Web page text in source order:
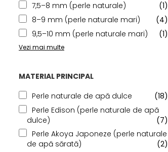
7,5–8 mm (perle naturale)
(1)
8–9 mm (perle naturale mari)
(4)
9,5–10 mm (perle naturale mari)
(1)
Vezi mai multe
MATERIAL PRINCIPAL
Perle naturale de apă dulce
(18)
Perle Edison (perle naturale de apă
dulce)
(7)
Perle Akoya Japoneze (perle naturale
de apă sărată)
(2)